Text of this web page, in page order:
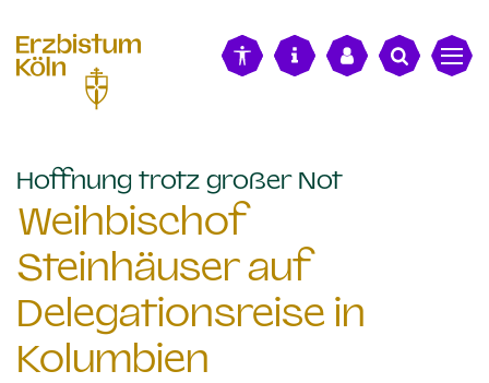
Hoffnung trotz großer Not:
Weihbischof
Steinhäuser auf
Delegationsreise in
Kolumbien